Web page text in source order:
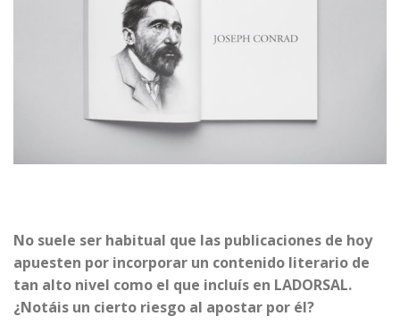
No suele ser habitual que las publicaciones de hoy
apuesten por incorporar un contenido literario de
tan alto nivel como el que incluís en LADORSAL.
¿Notáis un cierto riesgo al apostar por él?